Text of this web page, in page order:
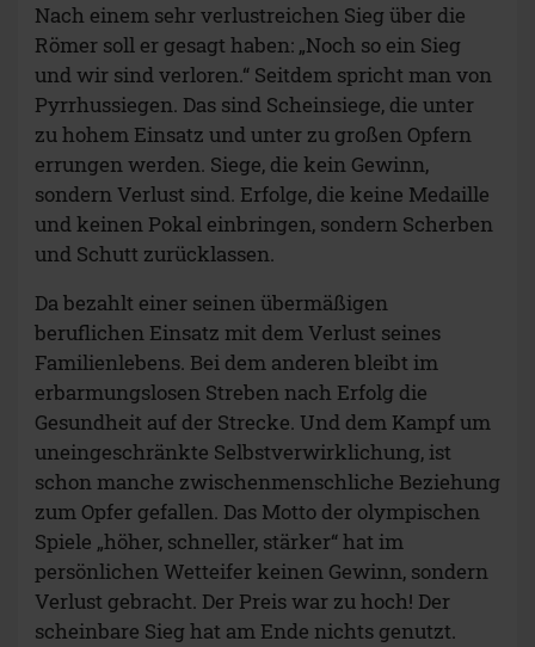
Nach einem sehr verlustreichen Sieg über die
Römer soll er gesagt haben: „Noch so ein Sieg
und wir sind verloren.“ Seitdem spricht man von
Pyrrhussiegen. Das sind Scheinsiege, die unter
zu hohem Einsatz und unter zu großen Opfern
errungen werden. Siege, die kein Gewinn,
sondern Verlust sind. Erfolge, die keine Medaille
und keinen Pokal einbringen, sondern Scherben
und Schutt zurücklassen.
Da bezahlt einer seinen übermäßigen
beruflichen Einsatz mit dem Verlust seines
Familienlebens. Bei dem anderen bleibt im
erbarmungslosen Streben nach Erfolg die
Gesundheit auf der Strecke. Und dem Kampf um
uneingeschränkte Selbstverwirklichung, ist
schon manche zwischenmenschliche Beziehung
zum Opfer gefallen. Das Motto der olympischen
Spiele „höher, schneller, stärker“ hat im
persönlichen Wetteifer keinen Gewinn, sondern
Verlust gebracht. Der Preis war zu hoch! Der
scheinbare Sieg hat am Ende nichts genutzt.